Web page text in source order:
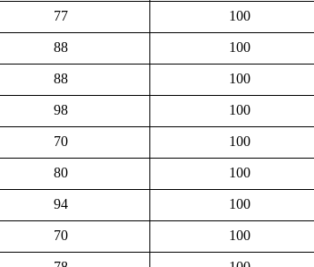
100
77
100
88
100
88
100
98
100
70
100
80
100
94
100
70